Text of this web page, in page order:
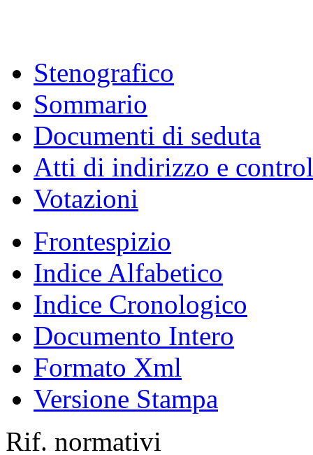
Interrogazioni,
Indagini conoscitive
Audizioni e
Comunicazioni e
Atti del Governo e
parere
Parlamento in seduta
Resoconto dell'Assemblea
Stenografico
Sommario